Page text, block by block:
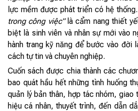
lực mềm được phát triển có hệ thống.
trong công việc”là cẩm nang thiết
biệt là sinh viên và nhân sự mới vào
hành trang kỹ năng để bước vào đời
cách tự tin và chuyên nghiệp.
Cuốn sách được chia thành các
bao quát hầu hết những tình huống
quản lý bản thân, hợp tác nhóm, giao
hiệu cá nhân, thuyết trình, đến dẫn